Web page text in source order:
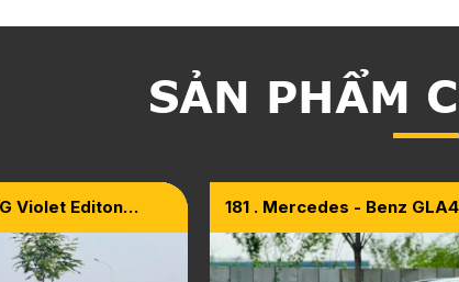
SẢN PHẨM
Violet Editon
181 . Mercedes - Benz